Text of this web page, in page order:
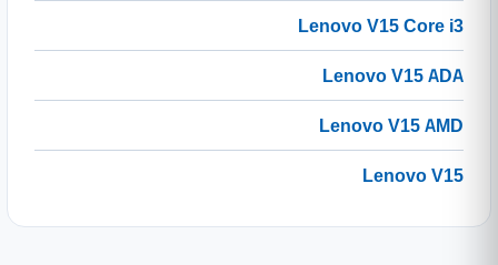
Lenovo V15 Core i3
Lenovo V15 ADA
Lenovo V15 AMD
Lenovo V15